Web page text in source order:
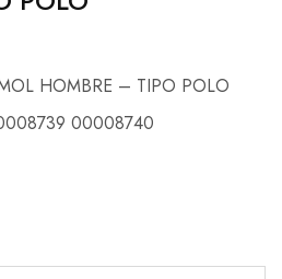
HOMBRE – TIPO POLO
00008740